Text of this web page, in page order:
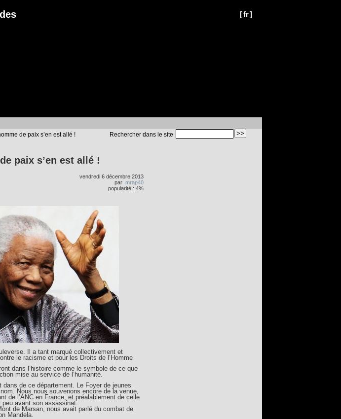
[fr]
Rechercher dans le site
de paix s’en est allé !
paix s’en est allé !
vendredi 6 décembre 2013
par mrap40
popularité : 4%
Il a tant marqué collectivement et
le racisme et pour les Droits de l’Homme
dans l’histoire comme le symbole de ce que
mise au service de l’humanité.
de ce département. Le Foyer de jeunes
Nous nous souvenons encore de la venue,
de l’ANC en France, et préalablement de celle
peu avant son assassinat.
de Marsan, nous avait parlé du combat de
Mandela.